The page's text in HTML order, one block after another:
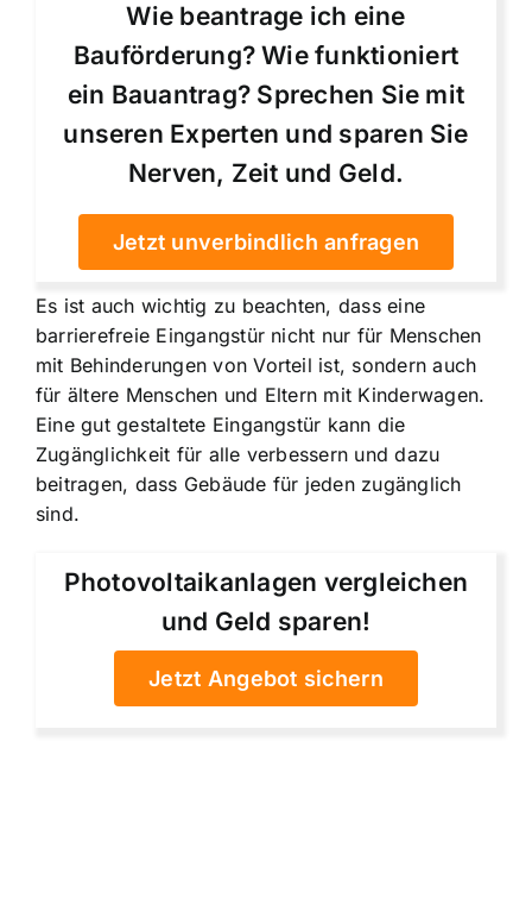
Wie beantrage ich eine
Bauförderung? Wie funktioniert
ein Bauantrag? Sprechen Sie mit
unseren Experten und sparen Sie
Nerven, Zeit und Geld.
Jetzt unverbindlich anfragen
Es ist auch wichtig zu beachten, dass eine
barrierefreie Eingangstür nicht nur für Menschen
mit Behinderungen von Vorteil ist, sondern auch
für ältere Menschen und Eltern mit Kinderwagen.
Eine gut gestaltete Eingangstür kann die
Zugänglichkeit für alle verbessern und dazu
beitragen, dass Gebäude für jeden zugänglich
sind.
Photovoltaikanlagen vergleichen
und Geld sparen!
Jetzt Angebot sichern